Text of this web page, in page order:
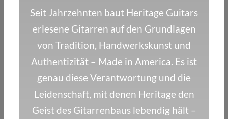
Seit Jahrzehnten baut Heritage Guitars
erlesene Gitarren auf den Grundlagen
von Tradition, Handwerkskunst und
Authentizität – Made in America. Es ist
genau diese Verantwortung und die
Leidenschaft, mit denen Heritage den
Geist des Gitarrenbaus lebendig hält –